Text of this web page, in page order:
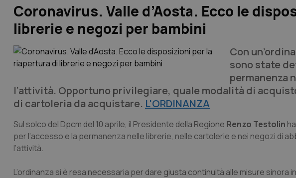
Coronavirus. Valle d’Aosta. Ecco le
librerie e negozi per bambini
Con
sono state
permanenza
l’attività. Opportuno privilegiare, quale modalità di
di cartoleria da acquistare. L'ORDINANZA
Sul solco del Dpcm del 10 aprile, il Presidente della Regione Renzo Testolin
per l’accesso e la permanenza nelle librerie, nelle cartolerie e nei negozi di
l’attività.
L’ordinanza si è resa necessaria per dare giusta continuità alle misure